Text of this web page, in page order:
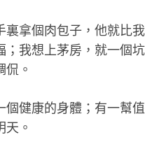
拿個肉包子，他就比
我想上茅房，就一個
。
健康的身體；有一幫
。